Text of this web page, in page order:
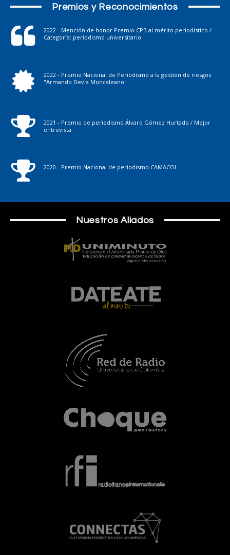
Premios y Reconocimientos
2022 - Mención de honor Premio CPB al mérito periodístico /
Categoría: periodismo universitario
2022 - Premio Nacional de Periodismo a la gestión de riesgos
"Armando Devia Moncaleano"
2021 - Premio de periodismo Álvaro Gómez Hurtado / Mejor
entrevista
2020 - Premio Nacional de periodismo CAMACOL
Nuestros Aliados